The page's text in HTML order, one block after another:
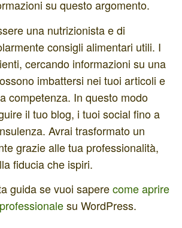
su questo argomento.
una nutrizionista e di
consigli alimentari utili. I
cercando informazioni su una
imbattersi nei tuoi articoli e
competenza. In questo modo
il tuo blog, i tuoi social fino a
Avrai trasformato un
grazie alle tua professionalità,
fiducia che ispiri.
guida se vuoi saperecome aprire
su WordPress.